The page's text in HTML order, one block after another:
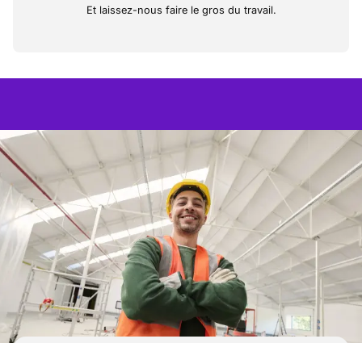
Et laissez-nous faire le gros du travail.